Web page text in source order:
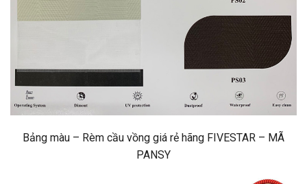
Bảng màu – Rèm cầu vồng giá rẻ hãng FIVESTAR – MÃ
PANSY